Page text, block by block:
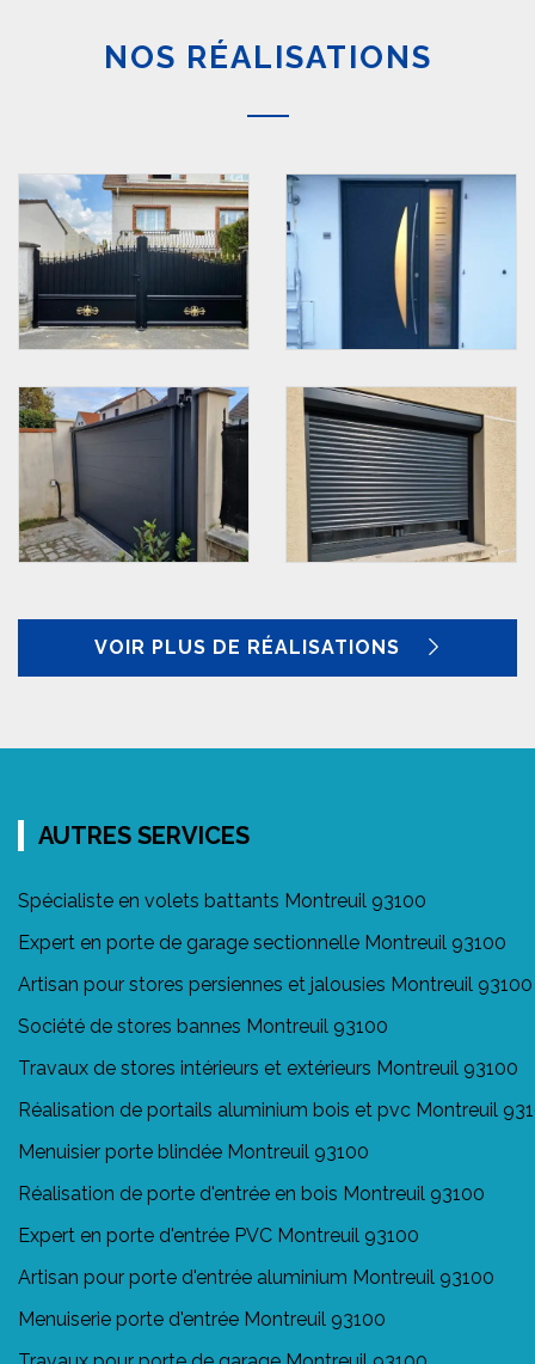
NOS RÉALISATIONS
VOIR PLUS DE RÉALISATIONS
AUTRES SERVICES
Spécialiste en volets battants Montreuil 93100
Expert en porte de garage sectionnelle Montreuil 93100
Artisan pour stores persiennes et jalousies Montreuil 93100
Société de stores bannes Montreuil 93100
Travaux de stores intérieurs et extérieurs Montreuil 93100
Réalisation de portails aluminium bois et pvc Montreuil
Menuisier porte blindée Montreuil 93100
Réalisation de porte d'entrée en bois Montreuil 93100
Expert en porte d'entrée PVC Montreuil 93100
Artisan pour porte d'entrée aluminium Montreuil 93100
Menuiserie porte d'entrée Montreuil 93100